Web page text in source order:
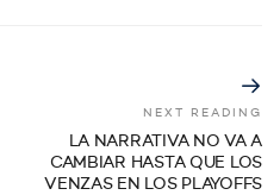
NEXT READING
LA NARRATIVA NO VA A
CAMBIAR HASTA QUE LOS
VENZAS EN LOS PLAYOFFS